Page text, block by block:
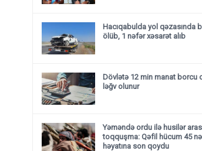
Hacıqabulda yol qəzasında
ölüb, 1 nəfər xəsarət alıb
Dövlətə 12 min manat borcu
ləğv olunur
Yəməndə ordu ilə husilər
toqquşma: Qəfil hücum 45
həyatına son qoydu